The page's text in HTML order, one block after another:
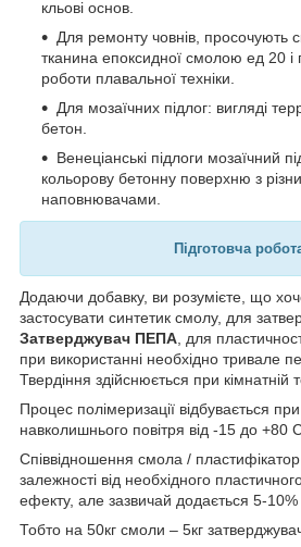
кльові основ.
Для ремонту човнів, просочують
тканина епоксидної смолою ед 20 і
роботи плавальної техніки.
Для мозаїчних підлог: вигляді
бетон.
Венеціанські підлоги мозаїчний
кольорову бетонну поверхню з
наповнювачами.
Підготовча
Додаючи добавку, ви розумієте, що
застосувати синтетик смолу, для
Затверджувач ПЕПА, для
при використанні необхідно тривале
Твердіння здійснюється при кімнатній
Процес полімеризації відбувається
навколишнього повітря від -15 до +80
Співвідношення смола /
залежності від необхідного
ефекту, але зазвичай додається 5-10%
Тобто на 50кг смоли – 5кг